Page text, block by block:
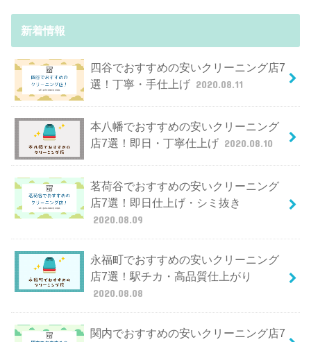
新着情報
四谷でおすすめの安いクリーニング店7
選！丁寧・手仕上げ 2020.08.11
本八幡でおすすめの安いクリーニング
店7選！即日・丁寧仕上げ 2020.08.10
茗荷谷でおすすめの安いクリーニング
店7選！即日仕上げ・シミ抜き
2020.08.09
永福町でおすすめの安いクリーニング
店7選！駅チカ・高品質仕上がり
2020.08.08
関内でおすすめの安いクリーニング店7